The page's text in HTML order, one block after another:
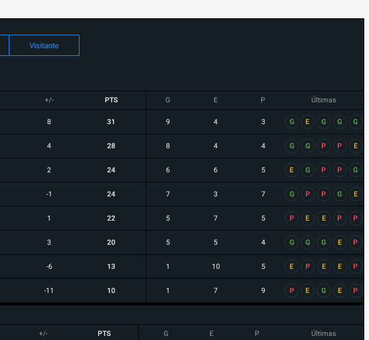
Visitante
+/- PTS G E P Últimas
8 31 9 4 3 G E G G G
4 28 8 4 4 G G P P E
2 24 6 6 5 E G P P G
-1 24 7 3 7 G P P G E
1 22 5 7 5 P E E P P
3 20 5 5 4 G G G E P
-6 13 1 10 5 E P E E P
-11 10 1 7 9 P E G E P
+/- PTS G E P Últimas